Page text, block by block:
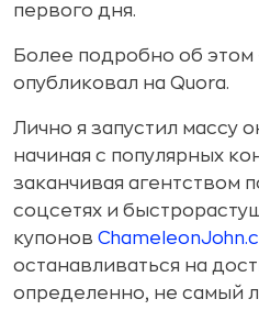
первого дня.
Более подробно об этом
опубликовал на Quora.
Лично я запустил массу
начиная с популярных
заканчивая агентством
соцсетях и
купонов
останавливаться на
определенно, не самый